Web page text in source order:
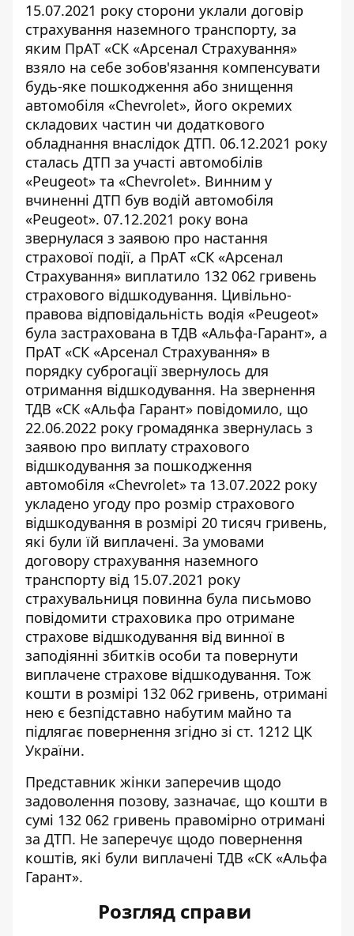
15.07.2021 року сторони уклали договір
страхування наземного транспорту, за
яким ПрАТ «СК «Арсенал Страхування»
взяло на себе зобов'язання компенсувати
будь-яке пошкодження або знищення
автомобіля «Chevrolet», його окремих
складових частин чи додаткового
обладнання внаслідок ДТП. 06.12.2021 року
сталась ДТП за участі автомобілів
«Peugeot» та «Chevrolet». Винним у
вчиненні ДТП був водій автомобіля
«Peugeot». 07.12.2021 року вона
звернулася з заявою про настання
страхової події, а ПрАТ «СК «Арсенал
Страхування» виплатило 132 062 гривень
страхового відшкодування. Цивільно-
правова відповідальність водія «Peugeot»
була застрахована в ТДВ «Альфа-Гарант», а
ПрАТ «СК «Арсенал Страхування» в
порядку суброгації звернулось для
отримання відшкодування. На звернення
ТДВ «СК «Альфа Гарант» повідомило, що
22.06.2022 року громадянка звернулась з
заявою про виплату страхового
відшкодування за пошкодження
автомобіля «Chevrolet» та 13.07.2022 року
укладено угоду про розмір страхового
відшкодування в розмірі 20 тисяч гривень,
які були їй виплачені. За умовами
договору страхування наземного
транспорту від 15.07.2021 року
страхувальниця повинна була письмово
повідомити страховика про отримане
страхове відшкодування від винної в
заподіянні збитків особи та повернути
виплачене страхове відшкодування. Тож
кошти в розмірі 132 062 гривень, отримані
нею є безпідставно набутим майно та
підлягає повернення згідно зі ст. 1212 ЦК
України.
Представник жінки заперечив щодо
задоволення позову, зазначає, що кошти в
сумі 132 062 гривень правомірно отримані
за ДТП. Не заперечує щодо повернення
коштів, які були виплачені ТДВ «СК «Альфа
Гарант».
Розгляд справи